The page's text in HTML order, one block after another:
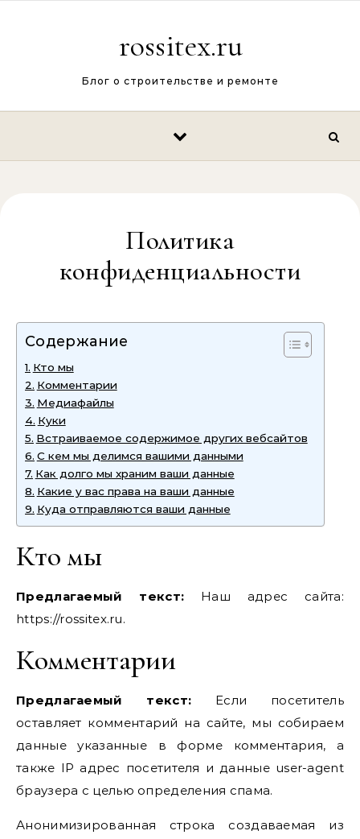
rossitex.ru
Блог о строительстве и ремонте
Политика
конфиденциальности
Содержание
Кто мы
Комментарии
Медиафайлы
Куки
Встраиваемое содержимое других вебсайтов
С кем мы делимся вашими данными
Как долго мы храним ваши данные
Какие у вас права на ваши данные
Куда отправляются ваши данные
Кто мы
Предлагаемый текст: Наш адрес сайта:
https://rossitex.ru.
Комментарии
Предлагаемый текст: Если посетитель
оставляет комментарий на сайте, мы собираем
данные указанные в форме комментария, а
также IP адрес посетителя и данные user-agent
браузера с целью определения спама.
Анонимизированная строка создаваемая из